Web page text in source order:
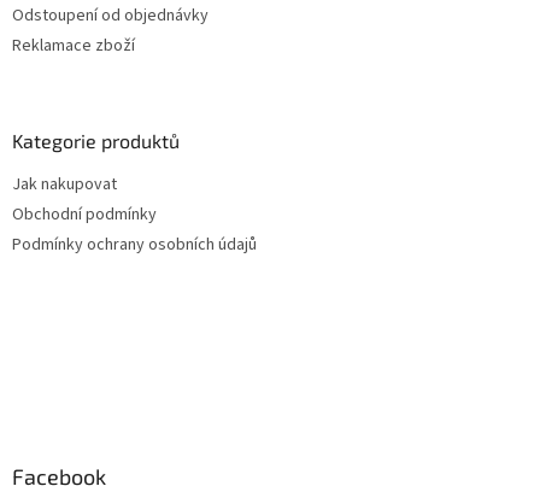
Odstoupení od objednávky
Reklamace zboží
Kategorie produktů
Jak nakupovat
Obchodní podmínky
Podmínky ochrany osobních údajů
Facebook